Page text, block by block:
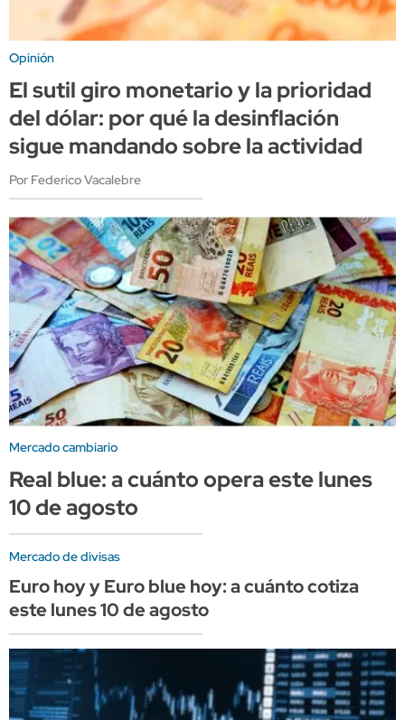
Opinión
El sutil giro monetario y la prioridad
del dólar: por qué la desinflación
sigue mandando sobre la actividad
Por Federico Vacalebre
Mercado cambiario
Real blue: a cuánto opera este lunes
10 de agosto
Mercado de divisas
Euro hoy y Euro blue hoy: a cuánto cotiza
este lunes 10 de agosto